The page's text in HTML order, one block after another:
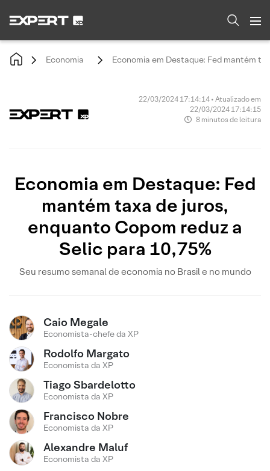
Economia Economia em Destaque: Fed mantém
22/03/2024 17:14:14 • Atualizado em
22/03/2024 17:14:15
8 minutos de leitura
Economia em Destaque: Fed
mantém taxa de juros,
enquanto Copom reduz a
Selic para 10,75%
Seu resumo semanal de economia no Brasil e no mundo
Caio Megale
Economista-chefe da XP
Rodolfo Margato
Economista da XP
Tiago Sbardelotto
Economista da XP
Francisco Nobre
Economista da XP
Alexandre Maluf
Economista da XP